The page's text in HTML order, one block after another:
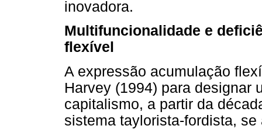
inovadora.
Multifuncionalidade e
flexível
A expressão acumulação
Harvey (1994) para designar
capitalismo, a partir da
sistema taylorista-fordista,